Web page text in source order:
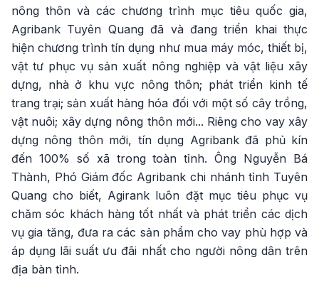
nông thôn và các chương trình mục tiêu quốc gia,
Agribank Tuyên Quang đã và đang triển khai thực
hiện chương trình tín dụng như mua máy móc, thiết bị,
vật tư phục vụ sản xuất nông nghiệp và vật liệu xây
dựng, nhà ở khu vực nông thôn; phát triển kinh tế
trang trại; sản xuất hàng hóa đối với một số cây trồng,
vật nuôi; xây dựng nông thôn mới... Riêng cho vay xây
dựng nông thôn mới, tín dụng Agribank đã phủ kín
đến 100% số xã trong toàn tỉnh. Ông Nguyễn Bá
Thành, Phó Giám đốc Agribank chi nhánh tỉnh Tuyên
Quang cho biết, Agirank luôn đặt mục tiêu phục vụ
chăm sóc khách hàng tốt nhất và phát triển các dịch
vụ gia tăng, đưa ra các sản phẩm cho vay phù hợp và
áp dụng lãi suất ưu đãi nhất cho người nông dân trên
địa bàn tỉnh.